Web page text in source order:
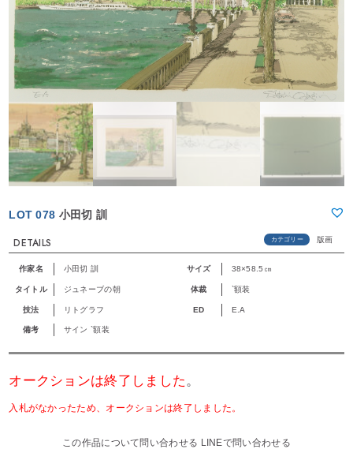
LOT 078 小田切 訓
DETAILS カテゴリー 版画
作家名 小田切 訓 サイズ 38×58.5㎝
タイトル ジュネーブの朝 体裁 `額装
技法 リトグラフ ED E.A
備考 サイン `額装
オークションは終了しました 。
入札がなかったため、オークションは終了しました。
この作品について問い合わせる LINEで問い合わせる